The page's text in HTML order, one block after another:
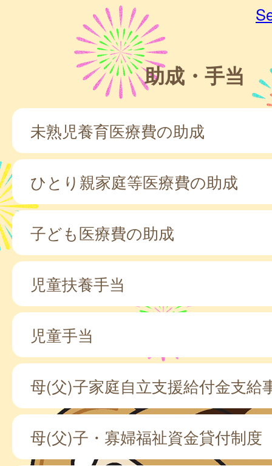
助成・手当
未熟児養育医療費の助成
ひとり親家庭等医療費の助成
子ども医療費の助成
児童扶養手当
児童手当
母(父)子家庭自立支援給付金支給
母(父)子・寡婦福祉資金貸付制度